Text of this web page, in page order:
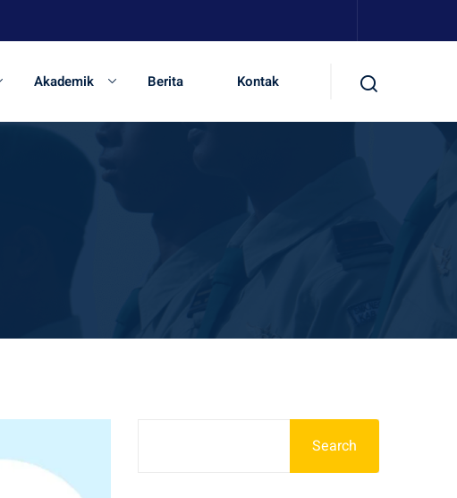
Akademik Berita Kontak
Search